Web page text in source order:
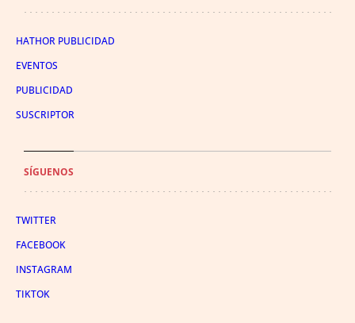
HATHOR PUBLICIDAD
EVENTOS
PUBLICIDAD
SUSCRIPTOR
SÍGUENOS
TWITTER
FACEBOOK
INSTAGRAM
TIKTOK